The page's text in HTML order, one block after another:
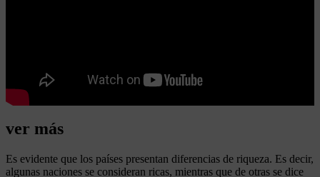
ver más
Es evidente que los países presentan diferencias de riqueza. Es decir,
algunas naciones se consideran ricas, mientras que de otras se dice